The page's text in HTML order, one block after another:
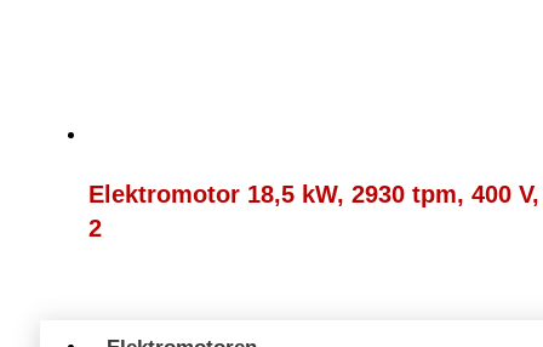
Elektromotor 18,5 kW, 2930 tpm, 400
2